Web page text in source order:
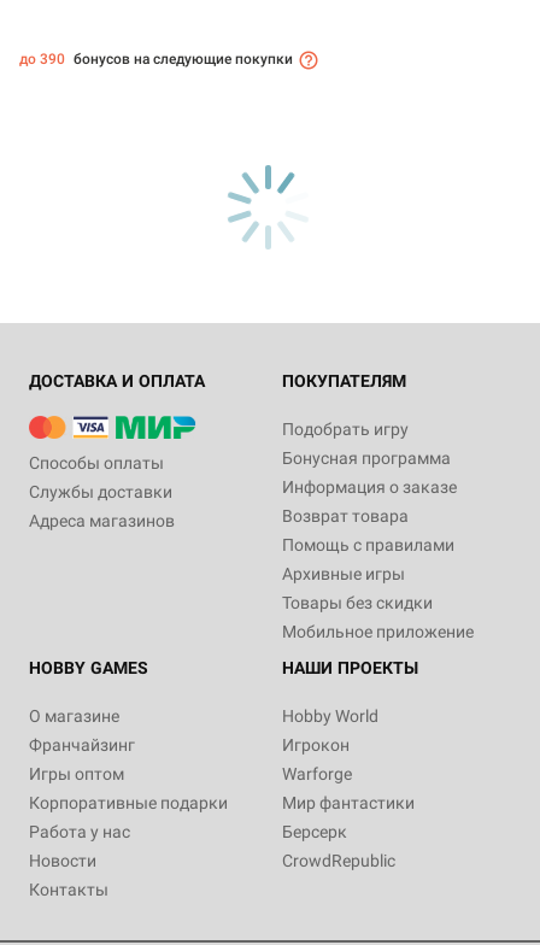
до 390 бонусов на следующие покупки
ДОСТАВКА И ОПЛАТА
Способы оплаты
Службы доставки
Адреса магазинов
ПОКУПАТЕЛЯМ
Подобрать игру
Бонусная программа
Информация о заказе
Возврат товара
Помощь с правилами
Архивные игры
Товары без скидки
Мобильное приложение
HOBBY GAMES
О магазине
Франчайзинг
Игры оптом
Корпоративные подарки
Работа у нас
Новости
Контакты
НАШИ ПРОЕКТЫ
Hobby World
Игрокон
Warforge
Мир фантастики
Берсерк
CrowdRepublic